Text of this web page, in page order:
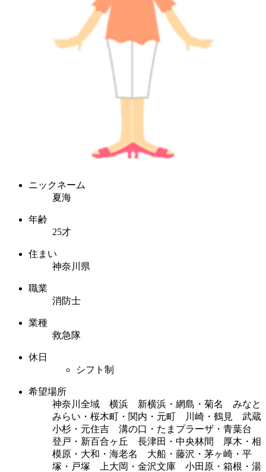
ニックネーム
夏海
年齢
25才
住まい
神奈川県
職業
消防士
業種
救急隊
休日
シフト制
希望場所
神奈川全域 横浜 新横浜・網島・菊名 みなと
みらい・桜木町・関内・元町 川崎・鶴見 武蔵
小杉・元住吉 溝の口・たまプラーザ・青葉台
登戸・新百合ヶ丘 長津田・中央林間 厚木・相
模原・大和・海老名 大船・藤沢・茅ヶ崎・平
塚・戸塚 上大岡・金沢文庫 小田原・箱根・湯